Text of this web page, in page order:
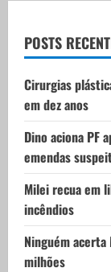
t
i
o
n
POSTS
Cirurgias
em dez anos
Dino aciona PF
emendas
Milei recua em
incêndios
Ninguém acerta
milhões